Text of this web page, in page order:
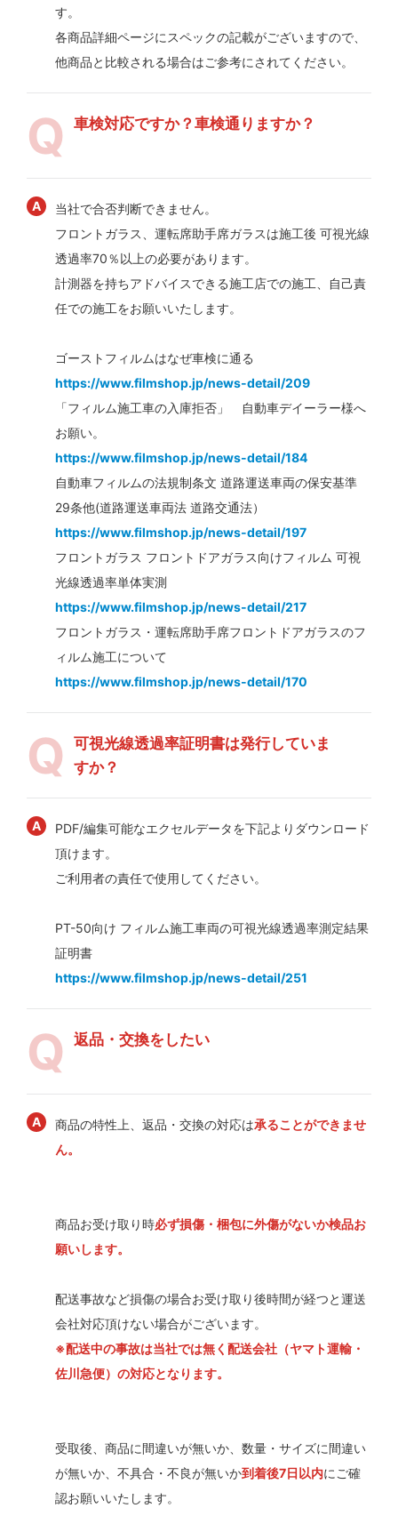
す。
各商品詳細ページにスペックの記載がございますので、
他商品と比較される場合はご参考にされてください。
車検対応ですか？車検通りますか？
当社で合否判断できません。
フロントガラス、運転席助手席ガラスは施工後 可視光線
透過率70％以上の必要があります。
計測器を持ちアドバイスできる施工店での施工、自己責
任での施工をお願いいたします。
ゴーストフィルムはなぜ車検に通る
https://www.filmshop.jp/news-detail/209
「フィルム施工車の入庫拒否」 自動車デイーラー様へ
お願い。
https://www.filmshop.jp/news-detail/184
自動車フィルムの法規制条文 道路運送車両の保安基準
29条他(道路運送車両法 道路交通法）
https://www.filmshop.jp/news-detail/197
フロントガラス フロントドアガラス向けフィルム 可視
光線透過率単体実測
https://www.filmshop.jp/news-detail/217
フロントガラス・運転席助手席フロントドアガラスのフ
ィルム施工について
https://www.filmshop.jp/news-detail/170
可視光線透過率証明書は発行していま
すか？
PDF/編集可能なエクセルデータを下記よりダウンロード
頂けます。
ご利用者の責任で使用してください。
PT-50向け フィルム施工車両の可視光線透過率測定結果
証明書
https://www.filmshop.jp/news-detail/251
返品・交換をしたい
商品の特性上、返品・交換の対応は承ることができませ
ん。
商品お受け取り時必ず損傷・梱包に外傷がないか検品お
願いします。
配送事故など損傷の場合お受け取り後時間が経つと運送
会社対応頂けない場合がございます。
※配送中の事故は当社では無く配送会社（ヤマト運輸・
佐川急便）の対応となります。
受取後、商品に間違いが無いか、数量・サイズに間違い
が無いか、不具合・不良が無いか到着後7日以内にご確
認お願いいたします。